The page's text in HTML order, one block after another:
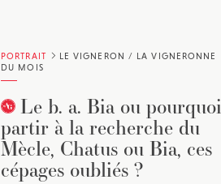
PORTRAIT
LE VIGNERON / LA VIGNERONNE
DU MOIS
Le b. a. Bia ou pourquoi
partir à la recherche du
Mècle, Chatus ou Bia, ces
cépages oubliés ?